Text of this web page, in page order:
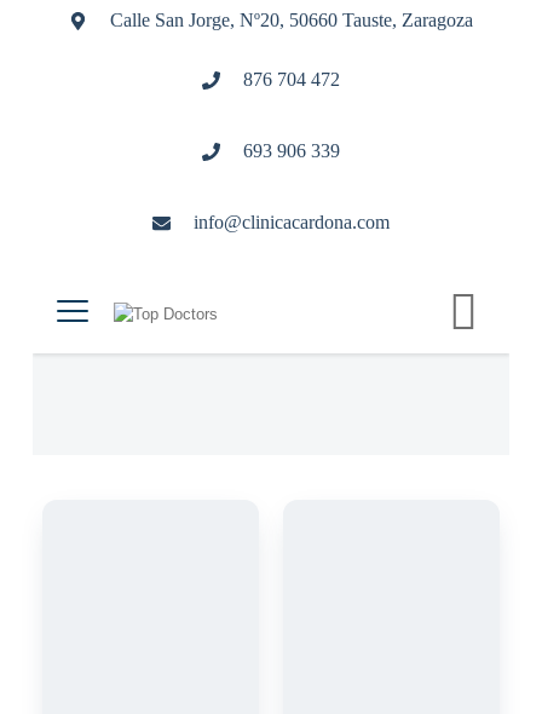
Calle San Jorge, Nº20, 50660 Tauste, Zaragoza
876 704 472
693 906 339
info@clinicacardona.com